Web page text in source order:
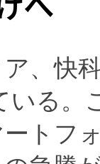
、快
いる
トフ